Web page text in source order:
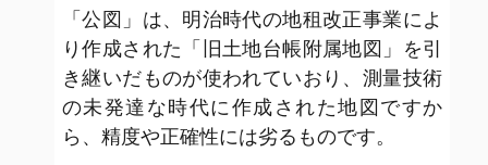
「公図」は、明治時代の地租改正事業によ
り作成された「旧土地台帳附属地図」を引
き継いだものが使われていおり、測量技術
の未発達な時代に作成された地図ですか
ら、精度や正確性には劣るものです。